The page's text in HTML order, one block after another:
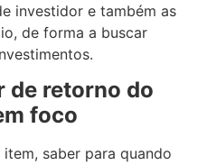
investidor e também as
de forma a buscar
retorno do
foco
saber para quando